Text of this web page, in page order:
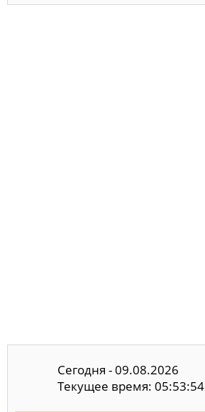
Сегодня - 09.08.2026
Текущее время: 05:53:55